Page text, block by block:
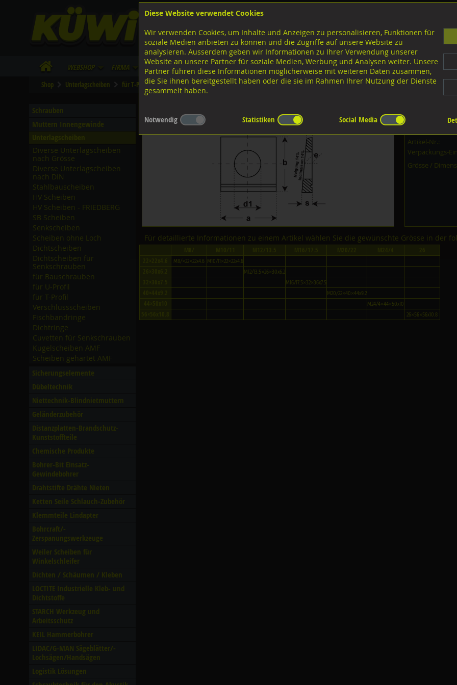
Lagerstrasse 8
Tel. 043 455 20 30
FB
IG
WebShop Firma Lieferinfo Infos/Downloads
Shop Unterlagscheiben für T-Profil A2 rostfrei
Schrauben
Muttern Innengewinde
Diverse Unterlagscheiben
nach Grösse
Diverse Unterlagscheiben
nach DIN
Stahlbauscheiben
HV Scheiben
HV Scheiben - FRIEDBERG
SB Scheiben
Senkscheiben
Scheiben ohne Loch
Dichtscheiben
Dichtscheiben für
Senkschrauben
für Bauschrauben
für U-Profil
für T-Profil
Verschlussscheiben
Fischbandringe
Dichtringe
Cuvetten für Senkschrauben
Kugelscheiben AMF
Scheiben gehärtet AMF
Sicherungselemente
Dübeltechnik
Niettechnik-Blindnietmuttern
Geländerzubehör
Distanzplatten-Brandschutz-
Kunststoffteile
Chemische Produkte
Bohrer-Bit Einsatz-
Gewindebohrer
Drahtstifte Drähte Nieten
Ketten Seile Schlauch-Zubehör
Klemmteile Lindapter
Bohrcraft/­
Zerspanungswerkzeuge
Weiler Scheiben für
Winkelschleifer
Dichten /­ Schäumen /­ Kleben
LOCTITE Industrielle Kleb- und
Dichtstoffe
STARCH Werkzeug und
Arbeitsschutz
KEIL Hammerbohrer
LIDAC/­G-MAN Sägeblätter/­
Lochsägen/­Handsägen
Logistik Lösungen
Dieser
Artikel-Nr.:
Verpackungs-
Grösse /
Für detaillierte Informationen zu einem Artikel wählen Sie die gewünschte Grösse in der
M8/×22×22x4.6 M10/11×22×22x4.6
M12/13.5×26×30x6.2
M16/17.5×32×36x7.5
M20/22×40×44x9.2
M24/4×44×50x10
26×56×56x10.8
Diese Website verwendet Cookies
Wir verwenden Cookies, um Inhalte und Anzeigen zu personalisieren, Funktionen für
soziale Medien anbieten zu können und die Zugriffe auf unsere Website zu
analysieren. Ausserdem geben wir Informationen zu Ihrer Verwendung unserer
Website an unsere Partner für soziale Medien, Werbung und Analysen weiter. Unsere
Partner führen diese Informationen möglicherweise mit weiteren Daten zusammen,
die Sie ihnen bereitgestellt haben oder die sie im Rahmen Ihrer Nutzung der Dienste
gesammelt haben.
Notwendig Statistiken Social Media